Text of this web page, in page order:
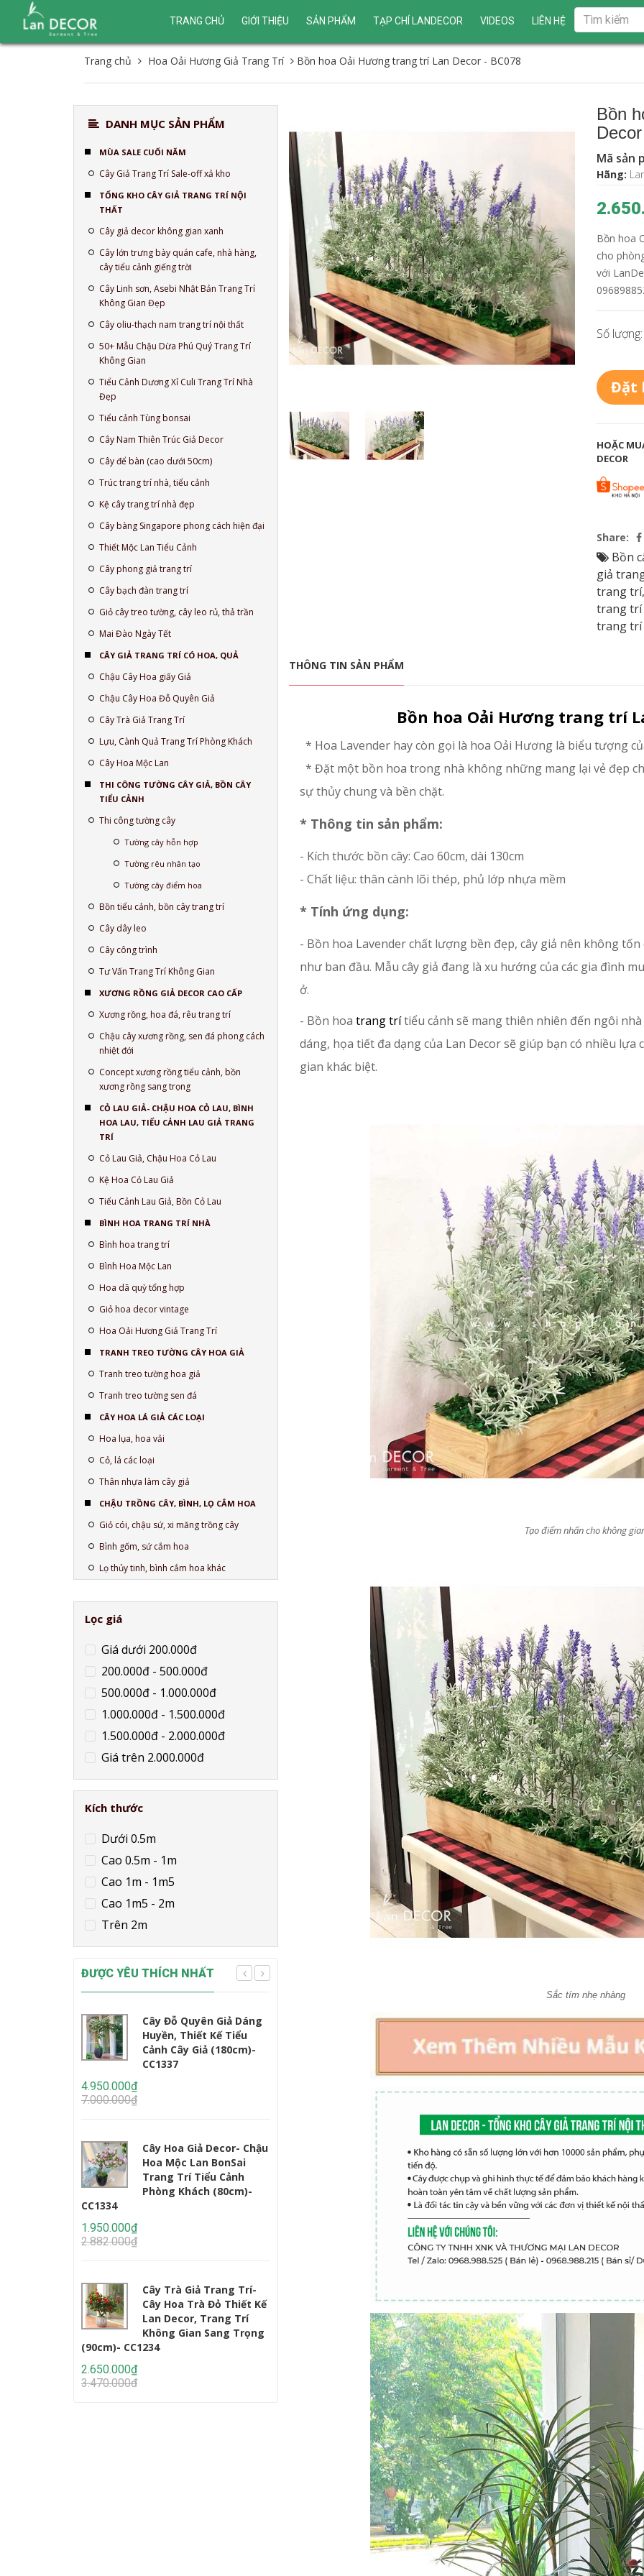
TRANG CHỦ GIỚI THIỆU SẢN PHẨM TẠP CHÍ LANDECOR VIDEOS LIÊN HỆ
Trang chủ Hoa Oải Hương Giả Trang Trí Bồn hoa Oải Hương trang trí Lan Decor - BC078
Bồn
Mã sản
Hãng:
Bồn hoa
cho
với
Số lượng:
Đặt
HOẶC
DECOR
Share:
Bồn
giả
trang trí
trang trí
trang trí
THÔNG TIN SẢN PHẨM
Bồn hoa Oải Hương trang trí
* Hoa Lavender hay còn gọi là hoa Oải Hương là biểu tượng
* Đặt một bồn hoa trong nhà không những mang lại vẻ đẹp
sự thủy chung và bền chặt.
* Thông tin sản phẩm:
- Kích thước bồn cây: Cao 60cm, dài 130cm
- Chất liệu: thân cành lõi thép, phủ lớp nhựa mềm
* Tính ứng dụng:
- Bồn hoa Lavender chất lượng bền đẹp, cây giả nên không
như ban đầu. Mẫu cây giả đang là xu hướng của các gia đình
ở.
- Bồn hoa trang trítiểu cảnh sẽ mang thiên nhiên đến ngôi
dáng, họa tiết đa dạng của Lan Decor sẽ giúp bạn có nhiều
gian khác biệt.
Tạo điểm nhấn cho không
Sắc tím nhẹ nhàng
DANH MỤC SẢN PHẨM
MÙA SALE CUỐI NĂM
Cây Giả Trang Trí Sale-off xả kho
TỔNG KHO CÂY GIẢ TRANG TRÍ NỘI
THẤT
Cây giả decor không gian xanh
Cây lớn trưng bày quán cafe, nhà hàng,
cây tiểu cảnh giếng trời
Cây Linh sơn, Asebi Nhật Bản Trang Trí
Không Gian Đẹp
Cây oliu-thạch nam trang trí nội thất
50+ Mẫu Chậu Dừa Phú Quý Trang Trí
Không Gian
Tiểu Cảnh Dương Xỉ Culi Trang Trí Nhà
Đẹp
Tiểu cảnh Tùng bonsai
Cây Nam Thiên Trúc Giả Decor
Cây để bàn (cao dưới 50cm)
Trúc trang trí nhà, tiểu cảnh
Kệ cây trang trí nhà đẹp
Cây bàng Singapore phong cách hiện đại
Thiết Mộc Lan Tiểu Cảnh
Cây phong giả trang trí
Cây bạch đàn trang trí
Giỏ cây treo tường, cây leo rủ, thả trần
Mai Đào Ngày Tết
CÂY GIẢ TRANG TRÍ CÓ HOA, QUẢ
Chậu Cây Hoa giấy Giả
Chậu Cây Hoa Đỗ Quyên Giả
Cây Trà Giả Trang Trí
Lựu, Cành Quả Trang Trí Phòng Khách
Cây Hoa Mộc Lan
THI CÔNG TƯỜNG CÂY GIẢ, BỒN CÂY
TIỂU CẢNH
Thi công tường cây
Tường cây hỗn hợp
Tường rêu nhân tạo
Tường cây điểm hoa
Bồn tiểu cảnh, bồn cây trang trí
Cây dây leo
Cây công trình
Tư Vấn Trang Trí Không Gian
XƯƠNG RỒNG GIẢ DECOR CAO CẤP
Xương rồng, hoa đá, rêu trang trí
Chậu cây xương rồng, sen đá phong cách
nhiệt đới
Concept xương rồng tiểu cảnh, bồn
xương rồng sang trọng
CỎ LAU GIẢ- CHẬU HOA CỎ LAU, BÌNH
HOA LAU, TIỂU CẢNH LAU GIẢ TRANG
TRÍ
Cỏ Lau Giả, Chậu Hoa Cỏ Lau
Kệ Hoa Cỏ Lau Giả
Tiểu Cảnh Lau Giả, Bồn Cỏ Lau
BÌNH HOA TRANG TRÍ NHÀ
Bình hoa trang trí
Bình Hoa Mộc Lan
Hoa dã quỳ tổng hợp
Giỏ hoa decor vintage
Hoa Oải Hương Giả Trang Trí
TRANH TREO TƯỜNG CÂY HOA GIẢ
Tranh treo tường hoa giả
Tranh treo tường sen đá
CÂY HOA LÁ GIẢ CÁC LOẠI
Hoa lụa, hoa vải
Cỏ, lá các loại
Thân nhựa làm cây giả
CHẬU TRỒNG CÂY, BÌNH, LỌ CẮM HOA
Giỏ cói, chậu sứ, xi măng trồng cây
Bình gốm, sứ cắm hoa
Lọ thủy tinh, bình cắm hoa khác
Lọc giá
Giá dưới 200.000đ
200.000đ - 500.000đ
500.000đ - 1.000.000đ
1.000.000đ - 1.500.000đ
1.500.000đ - 2.000.000đ
Giá trên 2.000.000đ
Kích thước
Dưới 0.5m
Cao 0.5m - 1m
Cao 1m - 1m5
Cao 1m5 - 2m
Trên 2m
ĐƯỢC YÊU THÍCH NHẤT
Cây Đỗ Quyên Giả Dáng
Huyền, Thiết Kế Tiểu
Cảnh Cây Giả (180cm)-
CC1337
4.950.000₫
7.000.000₫
Cây Hoa Giả Decor- Chậu
Hoa Mộc Lan BonSai
Trang Trí Tiểu Cảnh
Phòng Khách (80cm)-
CC1334
1.950.000₫
2.882.000₫
Cây Trà Giả Trang Trí-
Cây Hoa Trà Đỏ Thiết Kế
Lan Decor, Trang Trí
Không Gian Sang Trọng
(90cm)- CC1234
2.650.000₫
3.470.000₫
Cây Hoa Decor- Cây Hoa
Trà Giả Thiết Kế Căn Hộ,
Trang Trí Tinh Tế, Màu
Cây Hoa Giả- Cây Hoa
Mộc Lan Giả Decor Nhà
Cửa Sang Trọng
(160cm)- CC1215
Cây Hoa Thiết Kế- Cây
Hoa Giấy Dáng Huyền
Thân Gỗ Tự Nhiên, Thiết
Kế Tiểu Cảnh Không Gian
Lớn (220cm)- CC1190
Cây Hoa Thiết Kế- Cây
Đỗ Quyên Giả Thiết Kế
Tiểu Cảnh Căn Hộ Đẹp
Cây Giả Decor- Cây Hoa
Rum Giả Trang Trí Cửa
Hiệu Nổi Bật (140cm)-
CC1148
1.650.000₫
2.414.000₫
Văn Phòng (165cm)-
CC1137
1.990.000₫
2.842.000₫